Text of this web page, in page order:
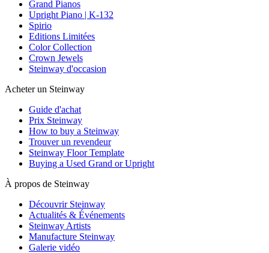
Grand Pianos
Upright Piano | K-132
Spirio
Editions Limitées
Color Collection
Crown Jewels
Steinway d'occasion
Acheter un Steinway
Guide d'achat
Prix Steinway
How to buy a Steinway
Trouver un revendeur
Steinway Floor Template
Buying a Used Grand or Upright
À propos de Steinway
Découvrir Steinway
Actualités & Événements
Steinway Artists
Manufacture Steinway
Galerie vidéo